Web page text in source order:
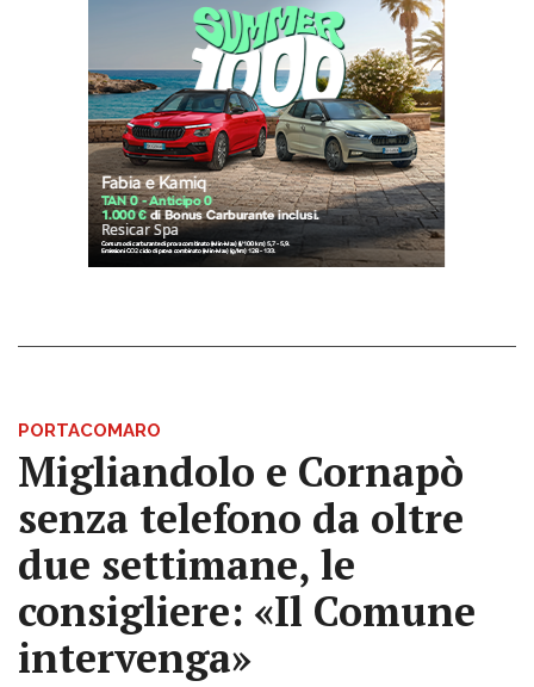
PORTACOMARO
Migliandolo e Cornapò
senza telefono da oltre
due settimane, le
consigliere: «Il Comune
intervenga»